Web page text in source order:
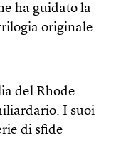
ha guidato la
originale.
del Rhode
I suoi
di sfide